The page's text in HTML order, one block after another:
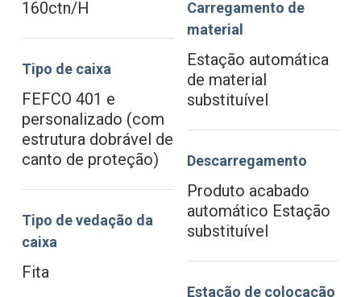
160ctn/H
Tipo de caixa
FEFCO 401 e
personalizado (com
estrutura dobrável de
canto de proteção)
Tipo de vedação da
caixa
Fita
Carregamento de
material
Estação automática
de material
substituível
Descarregamento
Produto acabado
automático Estação
substituível
Estação de colocação